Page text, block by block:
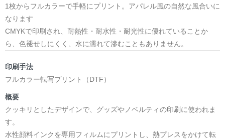
1枚からフルカラーで手軽にプリント。アパレル風の自然な風合いに
なります
CMYKで印刷され、耐熱性・耐水性・耐光性に優れていることか
ら、色褪せしにくく、水に濡れて滲むこともありません。
印刷手法
フルカラー転写プリント（DTF）
概要
クッキリとしたデザインで、グッズやノベルティの印刷に使われま
す。
水性顔料インクを専用フィルムにプリントし、熱プレスをかけて転